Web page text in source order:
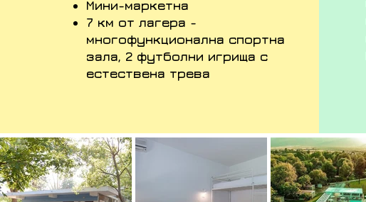
Мини-маркетна
7 км от лагера -
многофункционална спортна
зала, 2 футболни игрища с
естествена трева